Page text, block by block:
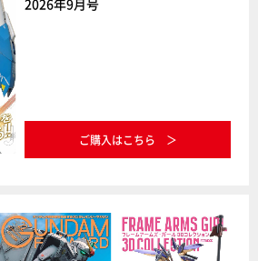
2026年9月号
ご購入はこちら